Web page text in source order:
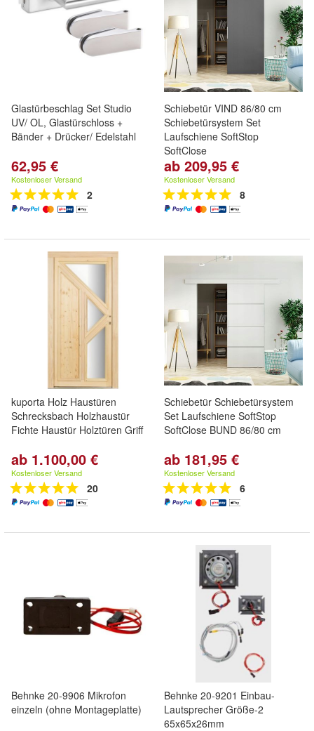
Glastürbeschlag Set Studio
UV/ OL, Glastürschloss +
Bänder + Drücker/ Edelstahl
62,95 €
Kostenloser Versand
2
Schiebetür VIND 86/80 cm
Schiebetürsystem Set
Laufschiene SoftStop
SoftClose
ab 209,95 €
Kostenloser Versand
8
kuporta Holz Haustüren
Schrecksbach Holzhaustür
Fichte Haustür Holztüren Griff
ab 1.100,00 €
Kostenloser Versand
20
Schiebetür Schiebetürsystem
Set Laufschiene SoftStop
SoftClose BUND 86/80 cm
ab 181,95 €
Kostenloser Versand
6
Behnke 20-9906 Mikrofon
einzeln (ohne Montageplatte)
Behnke 20-9201 Einbau-
Lautsprecher Größe-2
65x65x26mm